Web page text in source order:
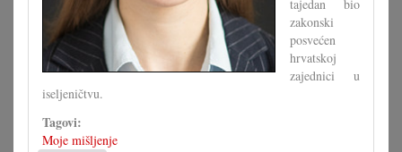
tajedan bio
zakonski
posvećen
hrvatskoj
zajednici u
iseljeničtvu.
Tagovi:
Moje mišljenje